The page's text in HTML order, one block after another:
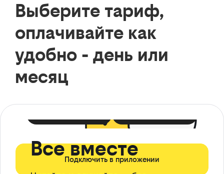
Выберите тариф,
оплачивайте как
удобно - день или
месяц
Все вместе
Подключить в приложении